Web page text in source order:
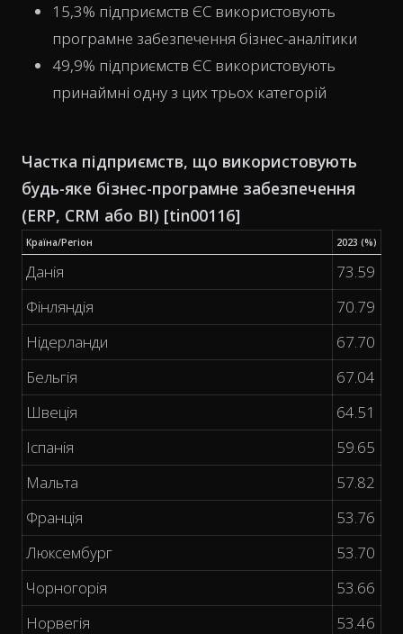
15,3% підприємств ЄС використовують
програмне забезпечення бізнес-аналітики
49,9% підприємств ЄС використовують
принаймні одну з цих трьох категорій
Частка підприємств, що використовують
будь-яке бізнес-програмне забезпечення
(ERP, CRM або BI) [tin00116]
Країна/Регіон 2023 (%)
Данія
73.59
Фінляндія
70.79
Нідерланди
67.70
Бельгія
67.04
Швеція
64.51
Іспанія
59.65
Мальта
57.82
Франція
53.76
Люксембург
53.70
Чорногорія
53.66
Норвегія
53.46